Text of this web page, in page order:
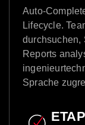
Auto-
Lifecycle.
durchsuchen,
Reports
Sprache